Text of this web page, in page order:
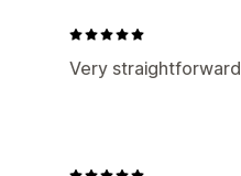
Very straightforward